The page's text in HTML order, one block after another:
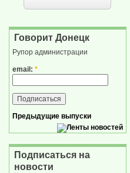
Говорит Донецк
Рупор администрации
email: *
Предыдущие выпуски
Подписаться на
новости